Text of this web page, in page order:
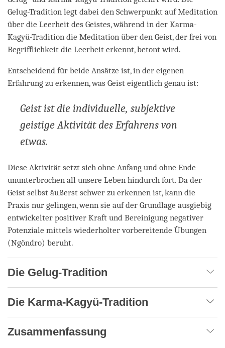
Gelug-Tradition legt dabei den Schwerpunkt auf Meditation
über die Leerheit des Geistes, während in der Karma-
Kagyü-Tradition die Meditation über den Geist, der frei von
Begrifflichkeit die Leerheit erkennt, betont wird.
Entscheidend für beide Ansätze ist, in der eigenen
Erfahrung zu erkennen, was Geist eigentlich genau ist:
Geist ist die individuelle, subjektive
geistige Aktivität des Erfahrens von
etwas.
Diese Aktivität setzt sich ohne Anfang und ohne Ende
ununterbrochen all unsere Leben hindurch fort. Da der
Geist selbst äußerst schwer zu erkennen ist, kann die
Praxis nur gelingen, wenn sie auf der Grundlage ausgiebig
entwickelter positiver Kraft und Bereinigung negativer
Potenziale mittels wiederholter vorbereitende Übungen
(Ngöndro) beruht.
Die Gelug-Tradition
Die Karma-Kagyü-Tradition
Zusammenfassung